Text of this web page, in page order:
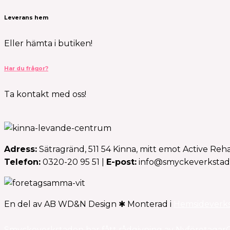
Leverans hem
Eller hämta i butiken!
Har du frågor?
Ta kontakt med oss!
Adress: Sätragränd, 511 54 Kinna, mitt emot Active
Telefon: 0320-20 95 51 | E-post:
En del av AB WD&N Design ✱ Monterad i